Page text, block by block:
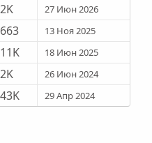
2K 27 Июн 2026
663 13 Ноя 2025
11K 18 Июн 2025
2K 26 Июн 2024
43K 29 Апр 2024